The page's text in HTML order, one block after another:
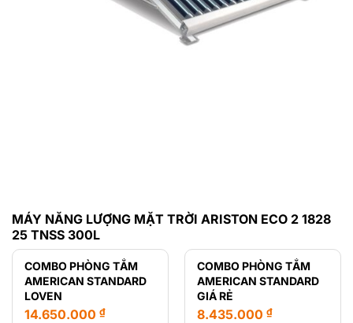
MÁY NĂNG LƯỢNG MẶT TRỜI ARISTON ECO 2 1828
25 TNSS 300L
COMBO PHÒNG TẮM
AMERICAN STANDARD
LOVEN
14.650.000 ₫
COMBO PHÒNG TẮM
AMERICAN STANDARD
GIÁ RẺ
8.435.000 ₫